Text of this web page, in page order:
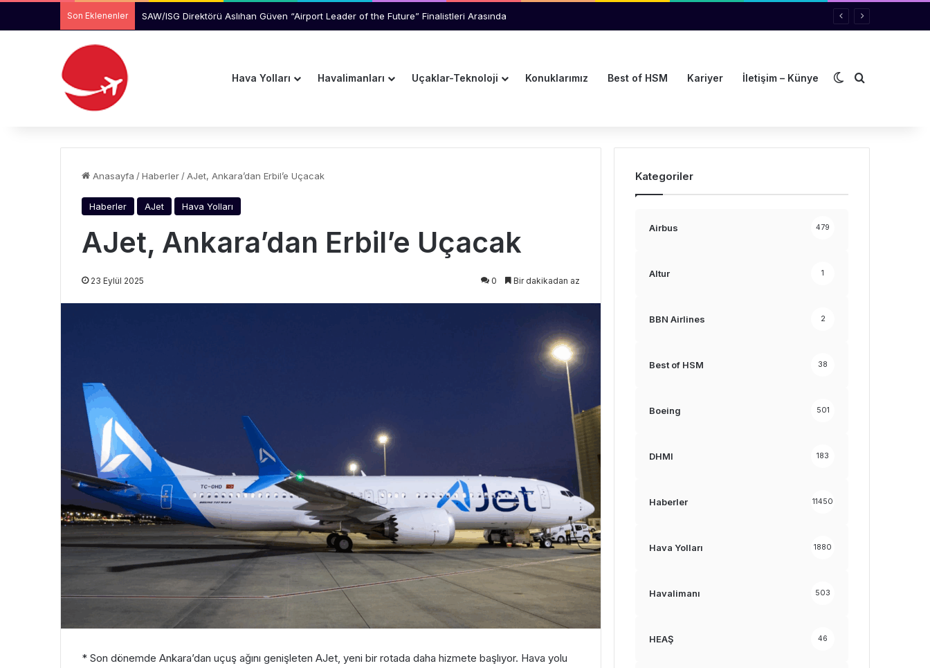
Son Eklenenler Manchester Havalimanı’nda Uçağı Kaçıran Yolcu Kriz Çıkardı
Hava Yolları Havalimanları Uçaklar-Teknoloji Konuklarımız Best of HSM Kariyer İletişim – Künye Dış görünümü
Arama yap
Anasayfa /Haberler /AJet, Ankara’dan Erbil’e Uçacak
Haberler AJet Hava Yolları
AJet, Ankara’dan Erbil’e Uçacak
23 Eylül 2025 0 Bir dakikadan az
* Son dönemde Ankara’dan uçuş ağını genişleten AJet, yeni bir rotada daha hizmete başlıyor. Hava yolu
Kategoriler
Airbus 479
Altur 1
BBN Airlines 2
Best of HSM 38
Boeing 501
DHMI 183
Haberler 11450
Hava Yolları 1880
Havalimanı 503
HEAŞ 46